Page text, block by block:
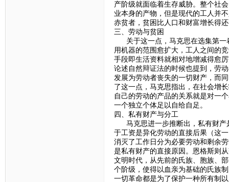
产阶级就面临着生存威胁。整个社
业本身的产物，但是现代的工人并
赤贫者，贫困比人口和财富增长得
三、劳动与贫困
关于这一点，马克思在选集第一
用机器的范围愈扩大，工人之间的
手段即生活资料就相对地增减得愈
论述自然辩证法的时候也提到，劳
发展为劳动者丧失的一切财产，而
了这一点，马克思指出，在社会增
自己的劳动的产品的关系就是对一
一个独立个体足以自给自足。
四、私有财产与分工
马克思进一步推断出，私有财产
于工资是异化劳动的直接后果（这
消灭了工作日分为必要劳动和剩余
是私有财产的直接原因。恩格斯则
文明时代，从先前的氏族、胞族、
个阶级，使得以血亲为基础的氏族
一切革命都是为了保护一种所有制